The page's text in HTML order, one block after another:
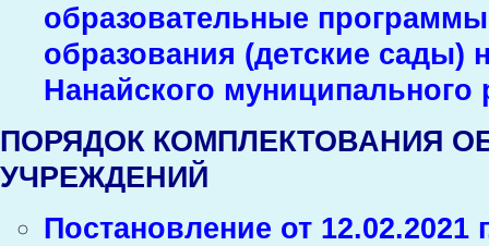
образовательные
образования (детские сады)
Нанайского муниципального
ПОРЯДОК КОМПЛЕКТОВАНИЯ
УЧРЕЖДЕНИЙ
Постановление от